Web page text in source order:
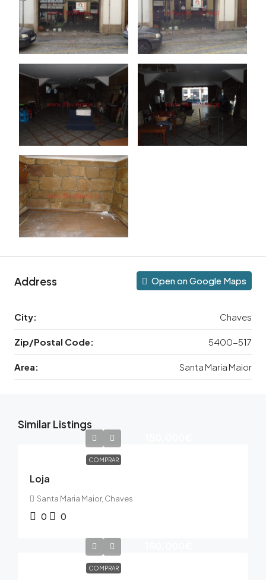
Address Open on Google Maps
City: Chaves
Zip/Postal Code: 5400-517
Area: Santa Maria Maior
Similar Listings
COMPRAR
Loja
Santa Maria Maior, Chaves
0 0
COMPRAR